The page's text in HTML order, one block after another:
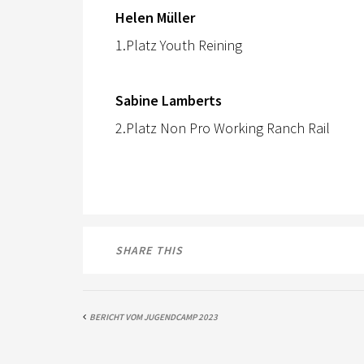
Helen Müller
1.Platz Youth Reining
Sabine Lamberts
2.Platz Non Pro Working Ranch Rail
SHARE THIS
BERICHT VOM JUGENDCAMP 2023